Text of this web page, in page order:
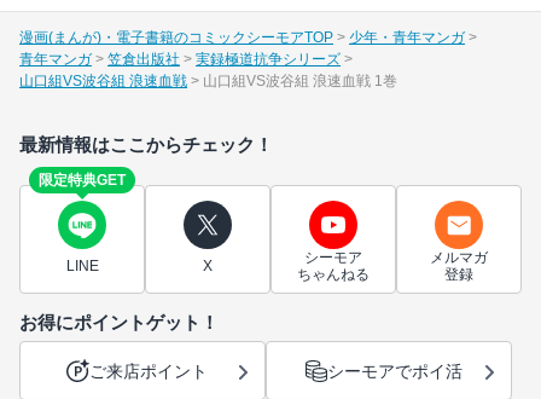
漫画(まんが)・電子書籍のコミックシーモアTOP
少年・青年マンガ
青年マンガ
笠倉出版社
実録極道抗争シリーズ
山口組VS波谷組 浪速血戦
山口組VS波谷組 浪速血戦 1巻
最新情報はここからチェック！
限定特典GET
LINE X
シーモア
ちゃんねる
メルマガ
登録
お得にポイントゲット！
ご来店ポイント シーモアでポイ活